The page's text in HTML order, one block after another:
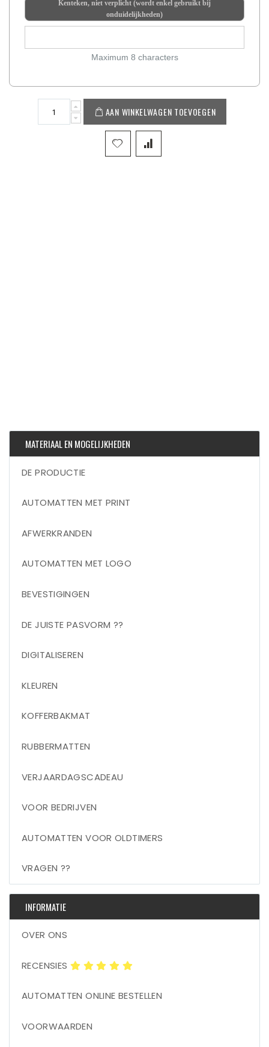
Kenteken, niet verplicht (wordt enkel gebruikt bij
onduidelijkheden)
Maximum 8 characters
AAN WINKELWAGEN TOEVOEGEN
MATERIAAL EN MOGELIJKHEDEN
DE PRODUCTIE
AUTOMATTEN MET PRINT
AFWERKRANDEN
AUTOMATTEN MET LOGO
BEVESTIGINGEN
DE JUISTE PASVORM ??
DIGITALISEREN
KLEUREN
KOFFERBAKMAT
RUBBERMATTEN
VERJAARDAGSCADEAU
VOOR BEDRIJVEN
AUTOMATTEN VOOR OLDTIMERS
VRAGEN ??
INFORMATIE
OVER ONS
RECENSIES
AUTOMATTEN ONLINE BESTELLEN
VOORWAARDEN